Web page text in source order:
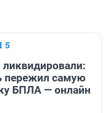
5
пережил самую
БПЛА — онлайн